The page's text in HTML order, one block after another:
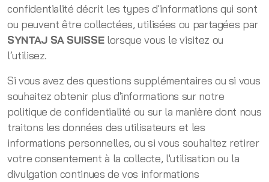
confidentialité décrit les types d'informations qui sont
ou peuvent être collectées, utilisées ou partagées par
SYNTAJ SA SUISSE lorsque vous le visitez ou
l’utilisez.
Si vous avez des questions supplémentaires ou si vous
souhaitez obtenir plus d'informations sur notre
politique de confidentialité ou sur la manière dont nous
traitons les données des utilisateurs et les
informations personnelles, ou si vous souhaitez retirer
votre consentement à la collecte, l'utilisation ou la
divulgation continues de vos informations